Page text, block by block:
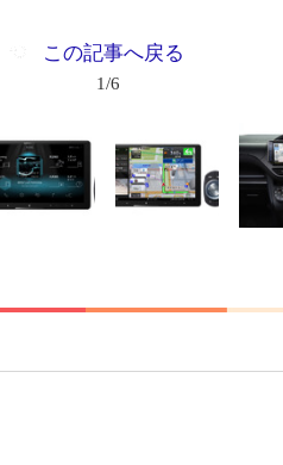
この記事へ戻る
1/6